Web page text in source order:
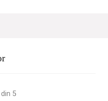
din 5